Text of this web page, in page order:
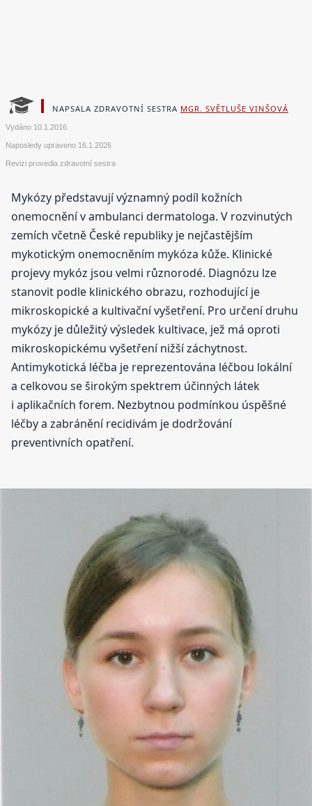
NAPSALA ZDRAVOTNÍ SESTRA MGR. SVĚTLUŠE VINŠOVÁ
Vydáno 10.1.2016
Naposledy upraveno 16.1.2026
Revizi provedla zdravotní sestra
Mykózy představují významný podíl kožních
onemocnění v ambulanci dermatologa. V rozvinutých
zemích včetně České republiky je nejčastějším
mykotickým onemocněním mykóza kůže. Klinické
projevy mykóz jsou velmi různorodé. Diagnózu lze
stanovit podle klinického obrazu, rozhodující je
mikroskopické a kultivační vyšetření. Pro určení druhu
mykózy je důležitý výsledek kultivace, jež má oproti
mikroskopickému vyšetření nižší záchytnost.
Antimykotická léčba je reprezentována léčbou lokální
a celkovou se širokým spektrem účinných látek
i aplikačních forem. Nezbytnou podmínkou úspěšné
léčby a zabránění recidivám je dodržování
preventivních opatření.